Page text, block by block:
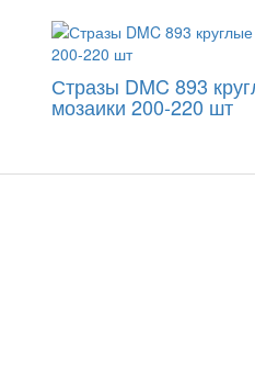
Стразы DMC 893
мозаики 200-220 шт